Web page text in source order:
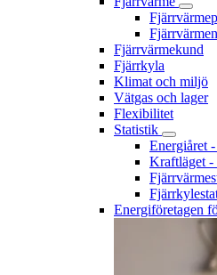
Fjärrvärmekund
Fjärrkyla
Klimat och miljö
Vätgas och lager
Flexibilitet
Statistik
Energiåret
Kraftläget -
Energiföretagen